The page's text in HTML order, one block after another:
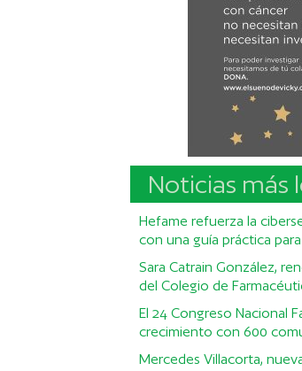
Noticias más
Hefame refuerza la
con una guía práctica
Sara Catrain González,
del Colegio de
El 24 Congreso Nacional
crecimiento con 600
Mercedes Villacorta,